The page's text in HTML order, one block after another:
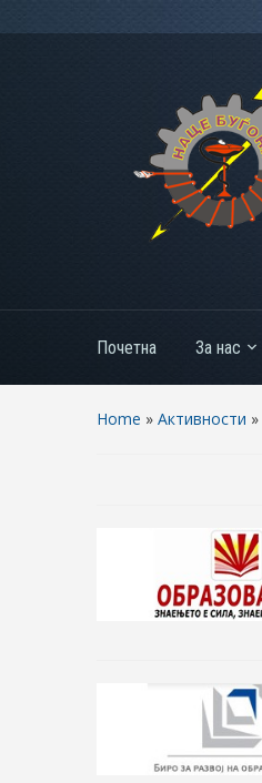
Почетна За нас
Home » Активности »